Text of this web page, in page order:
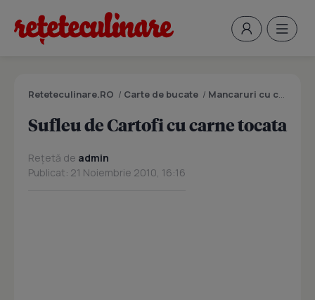
Reteteculinare.RO / Carte de bucate / Mancaruri cu carne
Sufleu de Cartofi cu carne tocata
Rețetă de admin
Publicat: 21 Noiembrie 2010, 16:16